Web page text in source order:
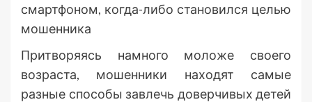
смартфоном, когда-либо становился целью
мошенника
Притворяясь намного моложе своего
возраста, мошенники находят самые
разные способы завлечь доверчивых детей